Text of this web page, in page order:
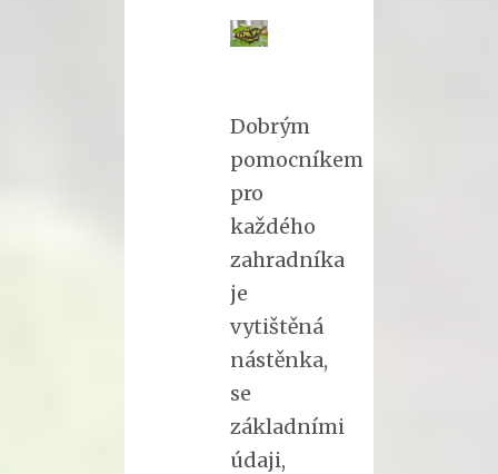
Dobrým
pomocníkem
pro
každého
zahradníka
je
vytištěná
nástěnka,
se
základními
údaji,